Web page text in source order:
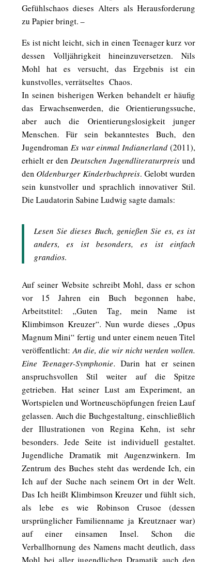
Gefühlschaos dieses Alters als Herausforderung
zu Papier bringt. –
Es ist nicht leicht, sich in einen Teenager kurz vor
dessen Volljährigkeit hineinzuversetzen. Nils
Mohl hat es versucht, das Ergebnis ist ein
kunstvolles, verrätseltes Chaos.
In seinen bisherigen Werken behandelt er häufig
das Erwachsenwerden, die Orientierungssuche,
aber auch die Orientierungslosigkeit junger
Menschen. Für sein bekanntestes Buch, den
Jugendroman Es war einmal Indianerland (2011),
erhielt er denDeutschen Jugendliteraturpreis und
den Oldenburger Kinderbuchpreis. Gelobt wurden
sein kunstvoller und sprachlich innovativer Stil.
Die Laudatorin Sabine Ludwig sagte damals:
Lesen Sie dieses Buch, genießen Sie es, es ist
anders, es ist besonders, es ist einfach
grandios.
Auf seiner Website schreibt Mohl, dass er schon
vor 15 Jahren ein Buch begonnen habe,
Arbeitstitel: „Guten Tag, mein Name ist
Klimbimson Kreuzer“. Nun wurde dieses „Opus
Magnum Mini“ fertig und unter einem neuen Titel
veröffentlicht:An die, die wir nicht werden wollen.
Eine Teenager-Symphonie. Darin hat er seinen
anspruchsvollen Stil weiter auf die Spitze
getrieben. Hat seiner Lust am Experiment, an
Wortspielen und Wortneuschöpfungen freien Lauf
gelassen. Auch die Buchgestaltung, einschließlich
der Illustrationen von Regina Kehn, ist sehr
besonders. Jede Seite ist individuell gestaltet.
Jugendliche Dramatik mit Augenzwinkern. Im
Zentrum des Buches steht das werdende Ich, ein
Ich auf der Suche nach seinem Ort in der Welt.
Das Ich heißt Klimbimson Kreuzer und fühlt sich,
als lebe es wie Robinson Crusoe (dessen
ursprünglicher Familienname ja Kreutznaer war)
auf einer einsamen Insel. Schon die
Verballhornung des Namens macht deutlich, dass